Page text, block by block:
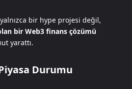
bir hype projesi değil,
bir Web3 finans çözümü
yarattı.
Durumu